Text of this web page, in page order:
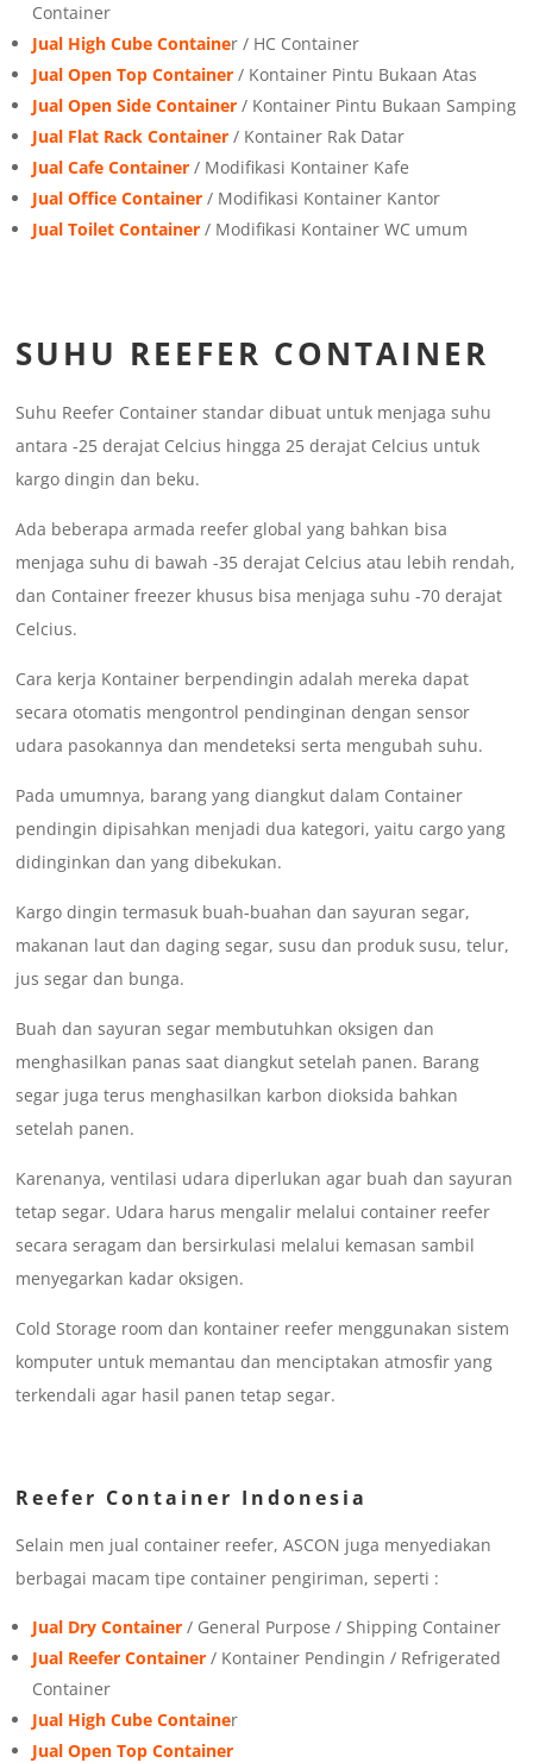
Container
Jual High Cube Container / HC Container
Jual Open Top Container / Kontainer Pintu Bukaan Atas
Jual Open Side Container / Kontainer Pintu Bukaan Samping
Jual Flat Rack Container / Kontainer Rak Datar
Jual Cafe Container / Modifikasi Kontainer Kafe
Jual Office Container / Modifikasi Kontainer Kantor
Jual Toilet Container / Modifikasi Kontainer WC umum
SUHU REEFER CONTAINER
Suhu Reefer Container standar dibuat untuk menjaga suhu
antara -25 derajat Celcius hingga 25 derajat Celcius untuk
kargo dingin dan beku.
Ada beberapa armada reefer global yang bahkan bisa
menjaga suhu di bawah -35 derajat Celcius atau lebih rendah,
dan Container freezer khusus bisa menjaga suhu -70 derajat
Celcius.
Cara kerja Kontainer berpendingin adalah mereka dapat
secara otomatis mengontrol pendinginan dengan sensor
udara pasokannya dan mendeteksi serta mengubah suhu.
Pada umumnya, barang yang diangkut dalam Container
pendingin dipisahkan menjadi dua kategori, yaitu cargo yang
didinginkan dan yang dibekukan.
Kargo dingin termasuk buah-buahan dan sayuran segar,
makanan laut dan daging segar, susu dan produk susu, telur,
jus segar dan bunga.
Buah dan sayuran segar membutuhkan oksigen dan
menghasilkan panas saat diangkut setelah panen. Barang
segar juga terus menghasilkan karbon dioksida bahkan
setelah panen.
Karenanya, ventilasi udara diperlukan agar buah dan sayuran
tetap segar. Udara harus mengalir melalui container reefer
secara seragam dan bersirkulasi melalui kemasan sambil
menyegarkan kadar oksigen.
Cold Storage room dan kontainer reefer menggunakan sistem
komputer untuk memantau dan menciptakan atmosfir yang
terkendali agar hasil panen tetap segar.
Reefer Container Indonesia
Selain men jual container reefer, ASCON juga menyediakan
berbagai macam tipe container pengiriman, seperti :
Jual Dry Container / General Purpose / Shipping Container
Jual Reefer Container / Kontainer Pendingin / Refrigerated
Container
Jual High Cube Container
Jual Open Top Container